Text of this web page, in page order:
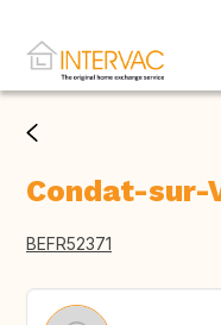
Condat-sur-
BEFR52371